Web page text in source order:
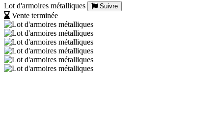
Lot d'armoires métalliques
Suivre
Vente terminée